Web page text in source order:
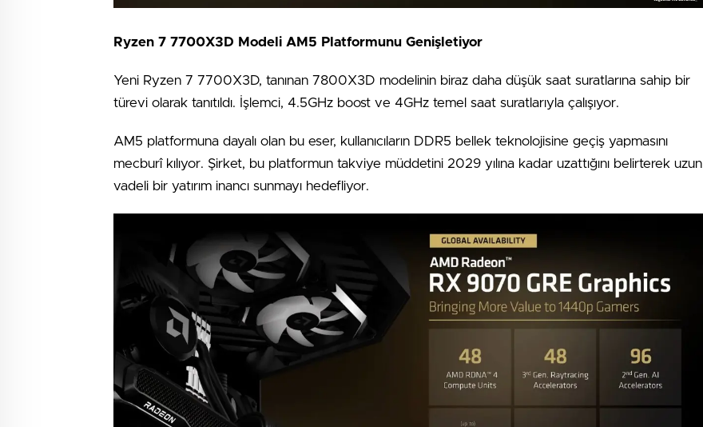
Ryzen 7 7700X3D Modeli AM5 Platformunu Genişletiyor
Yeni Ryzen 7 7700X3D, tanınan 7800X3D modelinin biraz daha düşük saat suratlarına sahip bir
türevi olarak tanıtıldı. İşlemci, 4.5GHz boost ve 4GHz temel saat suratlarıyla çalışıyor.
AM5 platformuna dayalı olan bu eser, kullanıcıların DDR5 bellek teknolojisine geçiş yapmasını
mecburî kılıyor. Şirket, bu platformun takviye müddetini 2029 yılına kadar uzattığını belirterek uzun
vadeli bir yatırım inancı sunmayı hedefliyor.